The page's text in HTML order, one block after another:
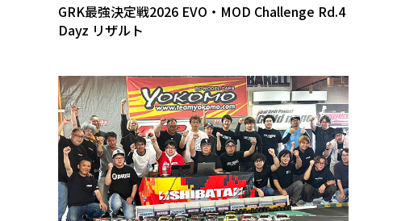
GRK最強決定戦2026 EVO・MOD Challenge Rd.4
Dayz リザルト